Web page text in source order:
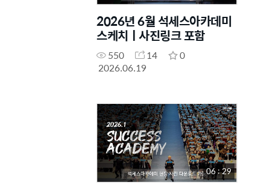
2026년 6월 석세스아카데미
스케치ㅣ사진링크 포함
550 14
0
2026.06.19
06 : 29